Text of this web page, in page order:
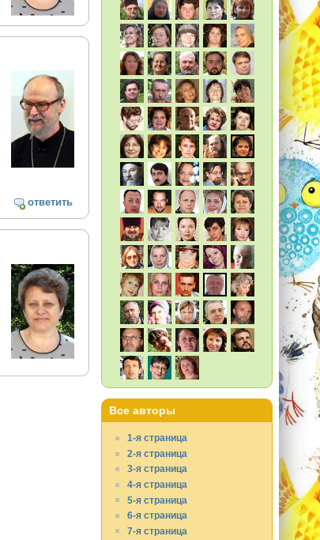
ответить
Все авторы
1-я страница
2-я страница
3-я страница
4-я страница
5-я страница
6-я страница
7-я страница